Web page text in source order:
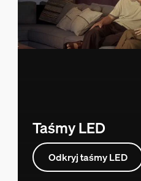
Taśmy LED
Odkryj taśmy LED